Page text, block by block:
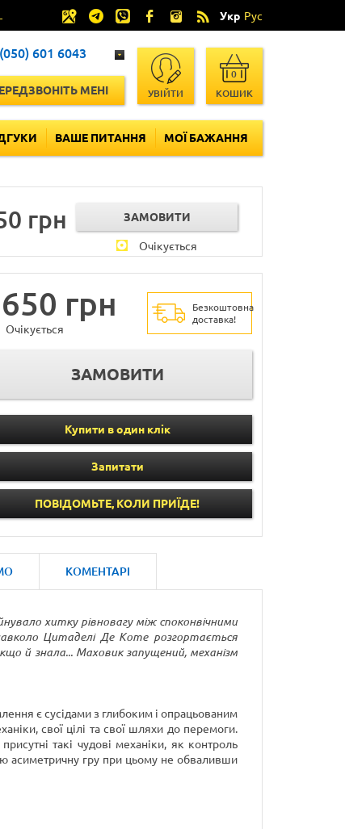
Укр Рус
601 6043
МЕНІ УВІЙТИ КОШИК
0
ВАШЕ ПИТАННЯ МОЇ БАЖАННЯ
грн
Очікується
грн
Безкоштовна
доставка!
Очікується
Купити в один клік
Запитати
ПОВІДОМЬТЕ, КОЛИ ПРИЇДЕ!
КОМЕНТАРІ
хитку рівновагу між споконвічними
Цитаделі Де Коте розгортається
й знала... Маховик запущений, механізм
є сусідами з глибоким і опрацьованим
свої цілі та свої шляхи до перемоги.
такі чудові механіки, як контроль
асиметричну гру при цьому не обваливши